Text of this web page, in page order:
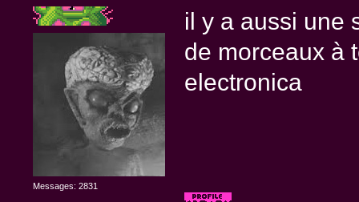
Messages: 2831
il y a aussi une
de morceaux à
electronica